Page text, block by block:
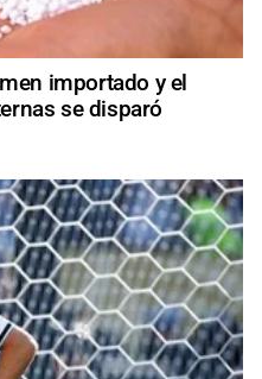
importado y el
se disparó